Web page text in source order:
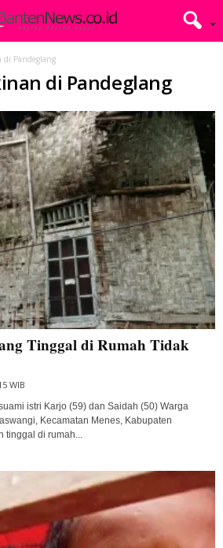
di Pandeglang
di Pandeglang
Tinggal di Rumah Tidak
WIB
istri Karjo (59) dan Saidah (50) Warga
Kecamatan Menes, Kabupaten
di rumah...